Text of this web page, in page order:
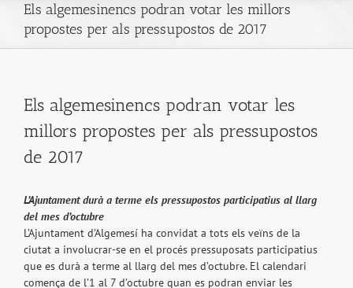
Els algemesinencs podran votar les millors
propostes per als pressupostos de 2017
Els algemesinencs podran votar les
millors propostes per als pressupostos
de 2017
L’Ajuntament durà a terme els pressupostos participatius al llarg
del mes d’octubre
L’Ajuntament d’Algemesí ha convidat a tots els veïns de la
ciutat a involucrar-se en el procés pressuposats participatius
que es durà a terme al llarg del mes d’octubre. El calendari
comença de l’1 al 7 d’octubre quan es podran enviar les